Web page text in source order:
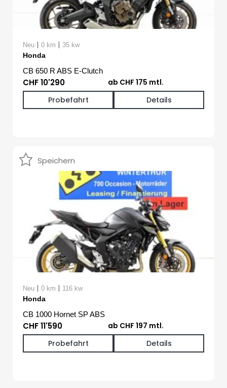
Neu | 0 km | 35 kw
Honda
CB 650 R ABS E-Clutch
CHF 10'290
ab CHF 175 mtl.
Probefahrt
Details
Speichern
Neu | 0 km | 116 kw
Honda
CB 1000 Hornet SP ABS
CHF 11'590
ab CHF 197 mtl.
Probefahrt
Details